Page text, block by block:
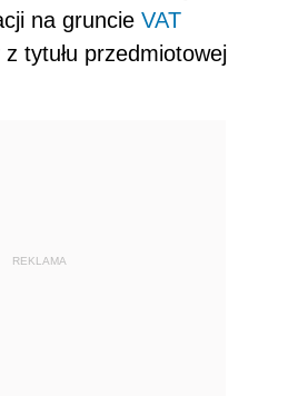
na gruncie VAT
tytułu przedmiotowej
REKLAMA